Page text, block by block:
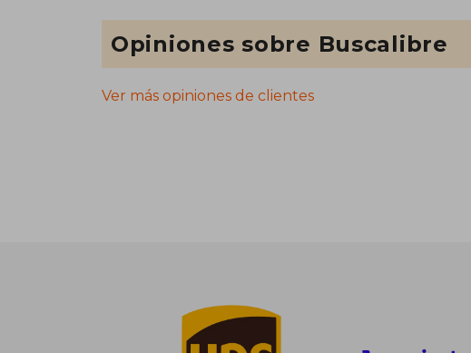
Opiniones sobre Buscalibre
Ver más opiniones de clientes